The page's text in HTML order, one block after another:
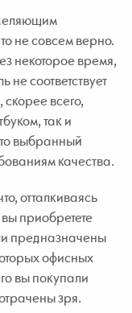
не совсем верно.
некоторое время,
соответствует
всего,
так и
выбранный
качества.
отталкиваясь
приобретете
предназначены
офисных
вы покупали
зря.